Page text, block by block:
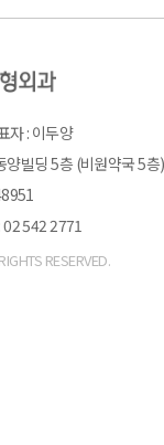
자 : 이두양
빌딩 5층 (비원약국 5층)
02 542 2771
RESERVED.